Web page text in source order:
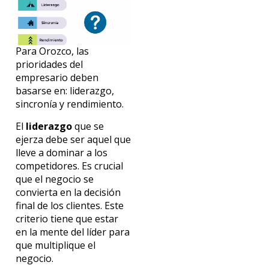
Para Orozco, las
prioridades del
empresario deben
basarse en: liderazgo,
sincronía y rendimiento.
El liderazgoque se
ejerza debe ser aquel que
lleve a dominar a los
competidores. Es crucial
que el negocio se
convierta en la decisión
final de los clientes. Este
criterio tiene que estar
en la mente del líder para
que multiplique el
negocio.